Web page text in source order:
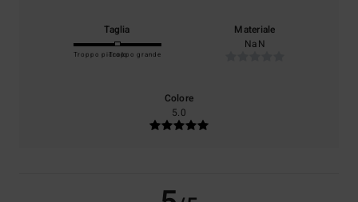
Taglia
Troppo piccoloTroppo grande
Materiale
NaN
Colore
5.0